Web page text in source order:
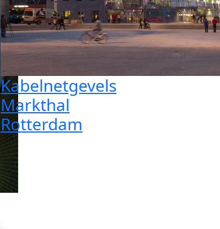
Kabelnetgevels
Markthal
Rotterdam